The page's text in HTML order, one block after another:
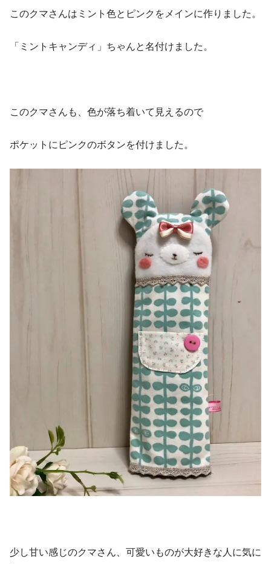
このクマさんはミント色とピンクをメインに作りました。
「ミントキャンディ」ちゃんと名付けました。
このクマさんも、色が落ち着いて見えるので
ポケットにピンクのボタンを付けました。
少し甘い感じのクマさん、可愛いものが大好きな人に気に